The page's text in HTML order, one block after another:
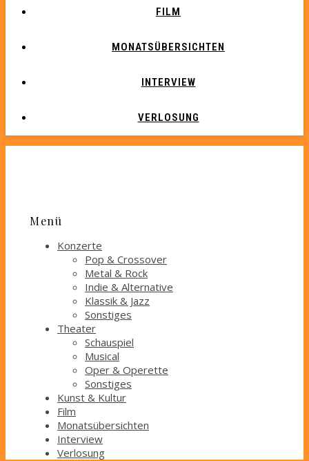
FILM
MONATSÜBERSICHTEN
INTERVIEW
VERLOSUNG
Menü
Konzerte
Pop & Crossover
Metal & Rock
Indie & Alternative
Klassik & Jazz
Sonstiges
Theater
Schauspiel
Musical
Oper & Operette
Sonstiges
Kunst & Kultur
Film
Monatsübersichten
Interview
Verlosung